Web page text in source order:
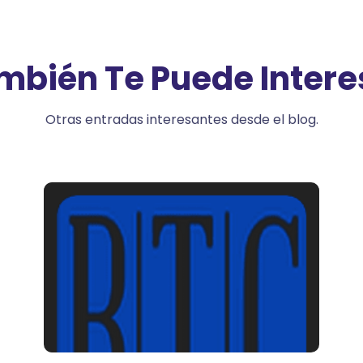
Te Puede
Otras entradas interesantes desde el blog.